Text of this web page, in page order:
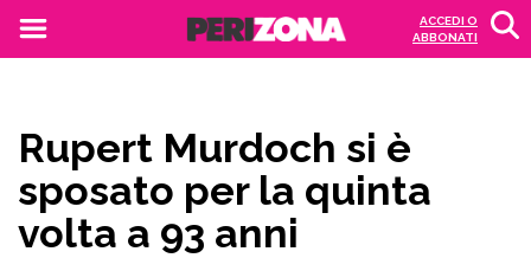
ACCEDI O
ABBONATI
Rupert Murdoch si è
sposato per la quinta
volta a 93 anni